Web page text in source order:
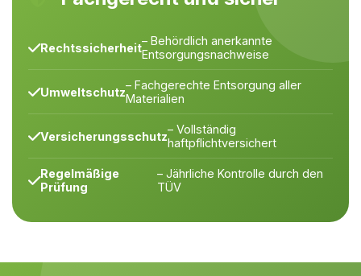
Rechtssicherheit– Behördlich anerkannte
Entsorgungsnachweise
Umweltschutz– Fachgerechte Entsorgung aller
Materialien
Versicherungsschutz– Vollständig
haftpflichtversichert
Regelmäßige
Prüfung
– Jährliche Kontrolle durch den
TÜV